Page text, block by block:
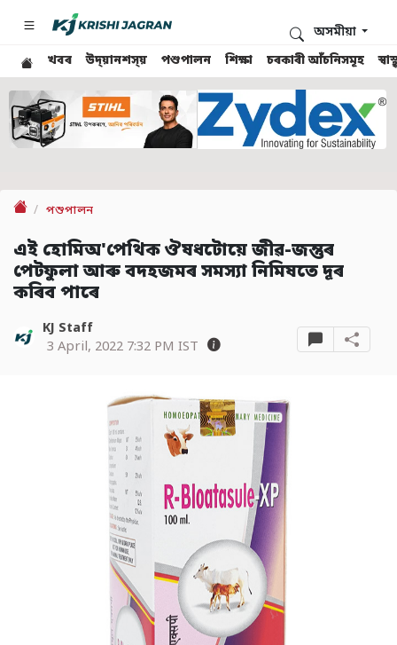
খবৰ উদ্য়ানশস্য় পশুপালন শিক্ষা চৰকাৰী আঁচনিসমূহ
অসমীয়া
পশুপালন
এই হোমিঅ'পেথিক ঔষধটোয়ে জীৱ-জন্তুৰ
পেটফুলা আৰু বদহজমৰ সমস্যা নিমিষতে দূৰ
কৰিব পাৰে
KJ Staff
3 April, 2022 7:32 PM IST